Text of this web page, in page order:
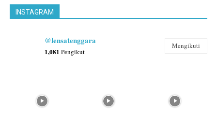
INSTAGRAM
@lensatenggara
1,081 Pengikut
Mengikuti